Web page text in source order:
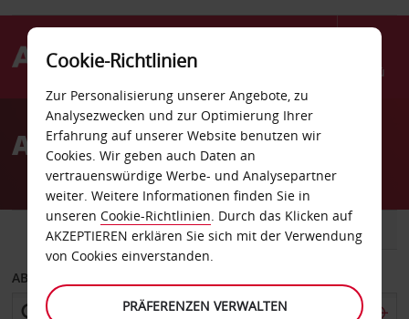
Menü
AvisAutovermietung Namibia
FAHRZEUG TRANSPORTER
ABHOLEN VON
Cookie-Richtlinien
Zur Personalisierung unserer Angebote, zu
Analysezwecken und zur Optimierung Ihrer
Erfahrung auf unserer Website benutzen wir
Cookies. Wir geben auch Daten an
vertrauenswürdige Werbe- und Analysepartner
weiter. Weitere Informationen finden Sie in
unseren Cookie-Richtlinien. Durch das Klicken auf
AKZEPTIEREN erklären Sie sich mit der Verwendung
von Cookies einverstanden.
PRÄFERENZEN VERWALTEN